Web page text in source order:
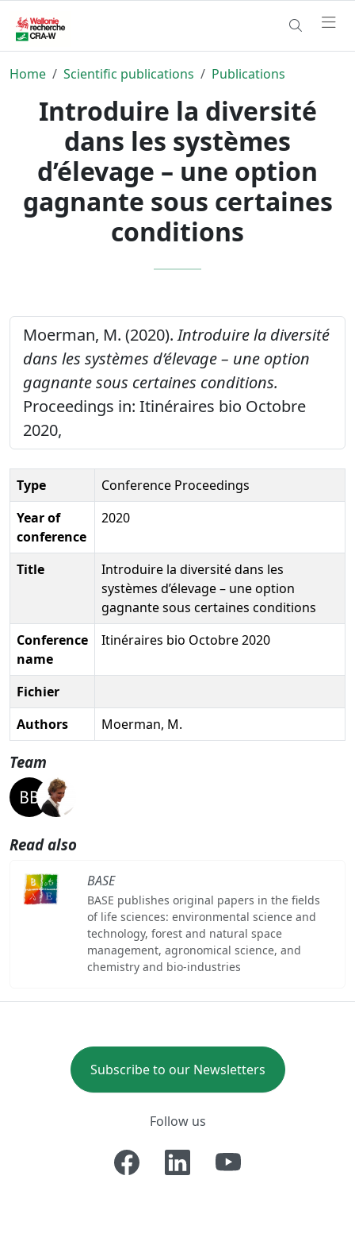
Home Scientific publications Publications
Introduire la diversité
dans les systèmes
d’élevage – une option
gagnante sous certaines
conditions
Moerman, M. (2020).Introduire la diversité
dans les systèmes d’élevage – une option
gagnante sous certaines conditions.
Proceedings in: Itinéraires bio Octobre
2020,
Type
Conference Proceedings
Year of
conference
2020
Title
Introduire la diversité dans les
systèmes d’élevage – une option
gagnante sous certaines conditions
Conference
name
Itinéraires bio Octobre 2020
Fichier
Authors
Moerman, M.
Team
Read also
BASE
BASE publishes original papers in the fields
of life sciences: environmental science and
technology, forest and natural space
management, agronomical science, and
chemistry and bio-industries
Subscribe to our Newsletters
Follow us